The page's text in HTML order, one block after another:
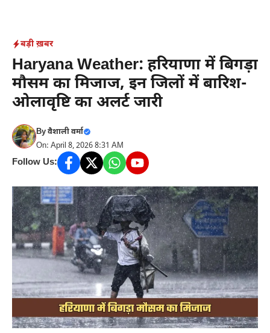
content
बड़ी ख़बर
Haryana Weather: हरियाणा में बिगड़ा
मौसम का मिजाज, इन जिलों में बारिश-
ओलावृष्टि का अलर्ट जारी
Byवैशाली वर्मा
On: April 8, 2026 8:31 AM
Follow Us: